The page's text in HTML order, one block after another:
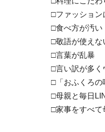
□ファッション
□食べ方が汚い
□敬語が使えな
□言葉が乱暴
□言い訳が多く
□「おふくろの
□母親と毎日
□家事をすべて